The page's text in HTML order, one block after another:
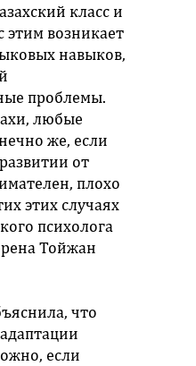
класс и
этим возникает
навыков,
проблемы.
любые
же, если
от
плохо
этих случаях
психолога
Тойжан
что
если